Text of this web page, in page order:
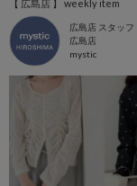
【 広島店 】 weekly item
広島店 スタッフ
広島店
mystic